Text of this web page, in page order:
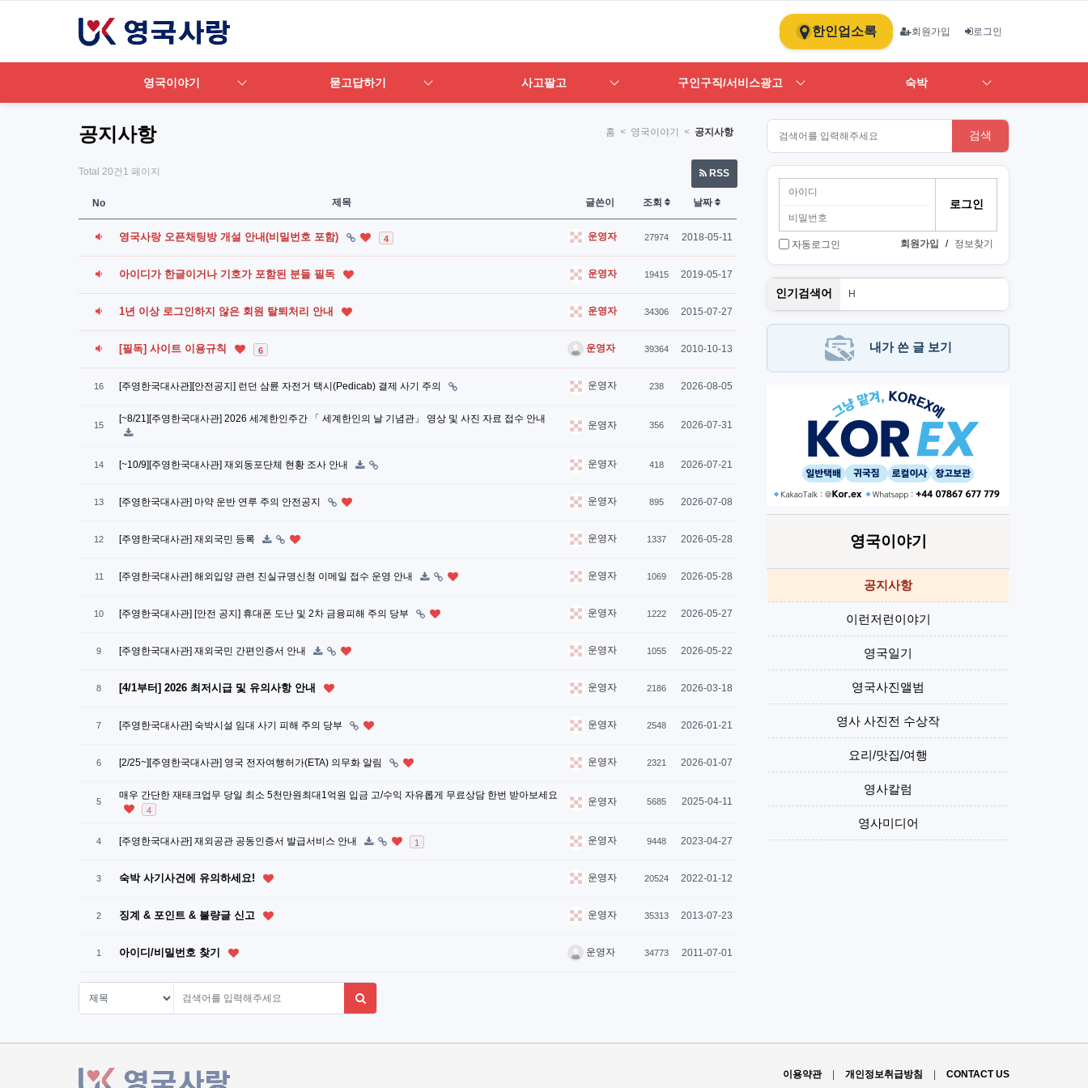
한인업소록 회원가입 로그인
영국이야기 묻고답하기 사고팔고 구인구직/서비스광고 숙박
공지사항 홈 < 영국이야기 < 공지사항
Total 20건 1 페이지 RSS
No 제목 글쓴이 조회 날짜
영국사랑 오픈채팅방 개설 안내(비밀번호 포함) 4 운영자 27974 2018-05-11
아이디가 한글이거나 기호가 포함된 분들 필독 운영자 19415 2019-05-17
1년 이상 로그인하지 않은 회원 탈퇴처리 안내 운영자 34306 2015-07-27
[필독] 사이트 이용규칙 6 운영자 39364 2010-10-13
16 [주영한국대사관][안전공지] 런던 삼륜 자전거 택시(Pedicab) 결제 사기 주의 운영자 238 2026-08-05
15
[~8/21][주영한국대사관] 2026 세계한인주간 「 세계한인의 날 기념관」 영상 및 사진 자료 접수 안내
운영자 356 2026-07-31
14 [~10/9][주영한국대사관] 재외동포단체 현황 조사 안내 운영자 418 2026-07-21
13 [주영한국대사관] 마약 운반 연루 주의 안전공지 운영자 895 2026-07-08
12 [주영한국대사관] 재외국민 등록 운영자 1337 2026-05-28
11 [주영한국대사관] 해외입양 관련 진실규명신청 이메일 접수 운영 안내 운영자 1069 2026-05-28
10 [주영한국대사관] [안전 공지] 휴대폰 도난 및 2차 금융피해 주의 당부 운영자 1222 2026-05-27
9 [주영한국대사관] 재외국민 간편인증서 안내 운영자 1055 2026-05-22
8 [4/1부터] 2026 최저시급 및 유의사항 안내 운영자 2186 2026-03-18
7 [주영한국대사관] 숙박시설 임대 사기 피해 주의 당부 운영자 2548 2026-01-21
6 [2/25~][주영한국대사관] 영국 전자여행허가(ETA) 의무화 알림 운영자 2321 2026-01-07
5
매우 간단한 재태크업무 당일 최소 5천만원최대1억원 입금 고/수익 자유롭게 무료상담 한번 받아보세요
4
운영자 5685 2025-04-11
4 [주영한국대사관] 재외공관 공동인증서 발급서비스 안내 1 운영자 9448 2023-04-27
3 숙박 사기사건에 유의하세요! 운영자 20524 2022-01-12
2 징계 & 포인트 & 불량글 신고 운영자 35313 2013-07-23
1 아이디/비밀번호 찾기 운영자 34773 2011-07-01
검색
자동로그인 회원가입 / 정보찾기
인기검색어
PT
H
스
뉴몰
art
내가 쓴 글 보기
영국이야기
공지사항
이런저런이야기
영국일기
영국사진앨범
영사 사진전 수상작
요리/맛집/여행
영사칼럼
영사미디어
이용약관 개인정보취급방침 CONTACT US